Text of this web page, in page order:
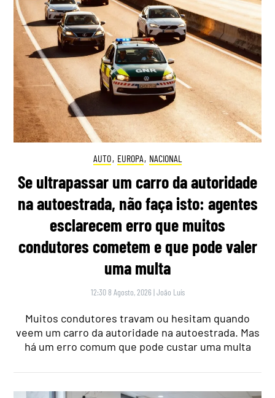
AUTO, EUROPA, NACIONAL
Se ultrapassar um carro da autoridade
na autoestrada, não faça isto: agentes
esclarecem erro que muitos
condutores cometem e que pode valer
uma multa
12:30 8 Agosto, 2026 |João Luís
Muitos condutores travam ou hesitam quando
veem um carro da autoridade na autoestrada. Mas
há um erro comum que pode custar uma multa